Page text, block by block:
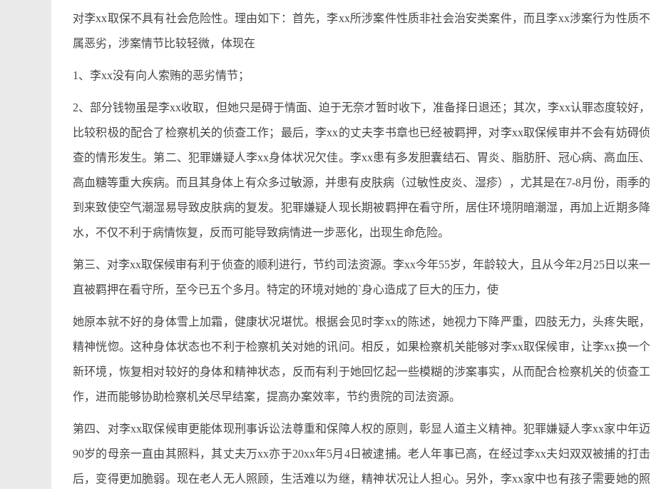
对李xx取保不具有社会危险性。理由如下：首先，李xx所涉案件性质非社会治安类案件，而且李xx涉案行为性质不
属恶劣，涉案情节比较轻微，体现在
1、李xx没有向人索贿的恶劣情节；
2、部分钱物虽是李xx收取，但她只是碍于情面、迫于无奈才暂时收下，准备择日退还；其次，李xx认罪态度较好，
比较积极的配合了检察机关的侦查工作；最后，李xx的丈夫李书章也已经被羁押，对李xx取保候审并不会有妨碍侦
查的情形发生。第二、犯罪嫌疑人李xx身体状况欠佳。李xx患有多发胆囊结石、胃炎、脂肪肝、冠心病、高血压、
高血糖等重大疾病。而且其身体上有众多过敏源，并患有皮肤病（过敏性皮炎、湿疹），尤其是在7-8月份，雨季的
到来致使空气潮湿易导致皮肤病的复发。犯罪嫌疑人现长期被羁押在看守所，居住环境阴暗潮湿，再加上近期多降
水，不仅不利于病情恢复，反而可能导致病情进一步恶化，出现生命危险。
第三、对李xx取保候审有利于侦查的顺利进行，节约司法资源。李xx今年55岁，年龄较大，且从今年2月25日以来一
直被羁押在看守所，至今已五个多月。特定的环境对她的`身心造成了巨大的压力，使
她原本就不好的身体雪上加霜，健康状况堪忧。根据会见时李xx的陈述，她视力下降严重，四肢无力，头疼失眠，
精神恍惚。这种身体状态也不利于检察机关对她的讯问。相反，如果检察机关能够对李xx取保候审，让李xx换一个
新环境，恢复相对较好的身体和精神状态，反而有利于她回忆起一些模糊的涉案事实，从而配合检察机关的侦查工
作，进而能够协助检察机关尽早结案，提高办案效率，节约贵院的司法资源。
第四、对李xx取保候审更能体现刑事诉讼法尊重和保障人权的原则，彰显人道主义精神。犯罪嫌疑人李xx家中年迈
90岁的母亲一直由其照料，其丈夫万xx亦于20xx年5月4日被逮捕。老人年事已高，在经过李xx夫妇双双被捕的打击
后，变得更加脆弱。现在老人无人照顾，生活难以为继，精神状况让人担心。另外，李xx家中也有孩子需要她的照